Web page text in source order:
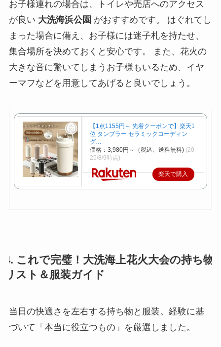
お子様連れの場合は、トイレや売店へのアクセス
が良い 大洗海浜公園 がおすすめです。 はぐれてし
まった場合に備え、お子様には迷子札を持たせ、
集合場所を決めておくと安心です。 また、花火の
大きな音に驚いてしまうお子様もいるため、イヤ
ーマフなどを用意してあげると良いでしょう。
【1点1155円～ 先着クーポンで】楽天1
位 タンブラー セラミックコーディン
グ…
価格：3,980円～（税込、送料無料) (20
25/8/9時点)
楽天で購入
4. これで完璧！大洗海上花火大会の持ち物
リスト＆服装ガイド
当日の快適さを左右する持ち物と服装。経験に基
づいて「本当に役立つもの」を厳選しました。